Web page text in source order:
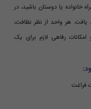
خانواده یا دوستان باشید، در
یافت. هر واحد از نظر نظافت،
رفاهی لازم برای یک
فراغت